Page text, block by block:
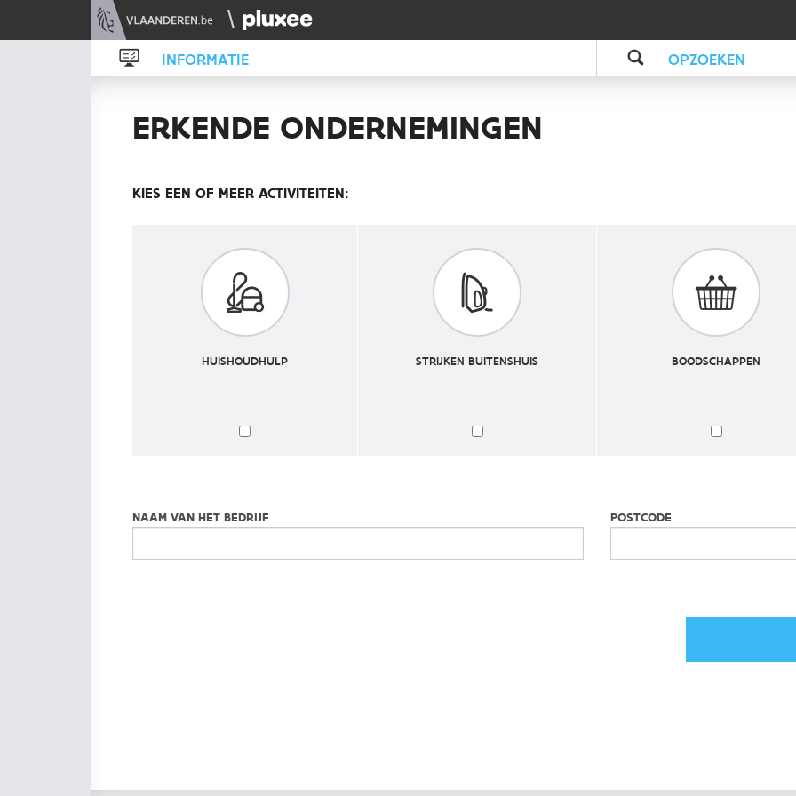
INFORMATIE OPZOEKEN
ERKENDE ONDERNEMINGEN
KIES EEN OF MEER ACTIVITEITEN:
HUISHOUDHULP STRIJKEN BUITENSHUIS BOODSCHAPPEN
NAAM VAN HET BEDRIJF POSTCODE